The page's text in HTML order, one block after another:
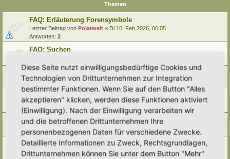
Themen
FAQ: Erläuterung Forensymbole
Letzter Beitrag von Polarwelt « Di 10. Feb 2026, 06:05
Antworten: 2
FAQ: Suchen
FAQ: Entwürfe wiederfinden
Letzter Beitrag von Polarwelt «So 25. Feb 2024, 17:57
FAQ: Direkt zu einem Beitrag springen
Letzter Beitrag von Polarwelt
FAQ: Zum letzten Beitrag springen
Letzter Beitrag von Polarwelt« Mi 21. Jun 2023, 12:36
FAQ: Urheberrecht
Letzter Beitrag vonPolarwelt«Mo 5. Jun 2023, 10:38
Diese Seite nutzt einwilligungsbedürftige Cookies und
Technologien von Drittunternehmen zur Integration
bestimmter Funktionen. Wenn Sie auf den Button "Alles
akzeptieren" klicken, werden diese Funktionen aktiviert
(Einwilligung). Nach der Einwilligung verarbeiten wir
und die betroffenen Drittunternehmen Ihre
personenbezogenen Daten für verschiedene Zwecke.
Detaillierte Informationen zu Zweck, Rechtsgrundlagen,
Drittunternehmen können Sie unter dem Button "Mehr"